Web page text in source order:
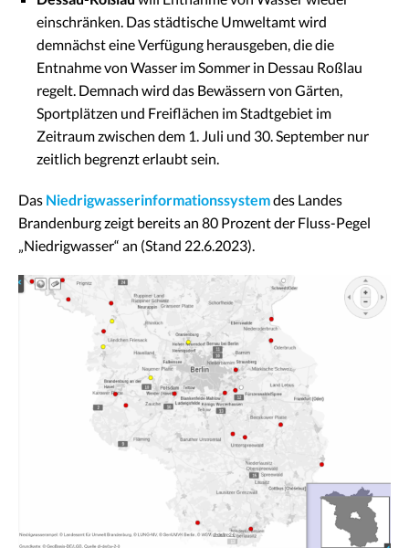
einschränken. Das städtische Umweltamt wird
demnächst eine Verfügung herausgeben, die die
Entnahme von Wasser im Sommer in Dessau Roßlau
regelt. Demnach wird das Bewässern von Gärten,
Sportplätzen und Freiflächen im Stadtgebiet im
Zeitraum zwischen dem 1. Juli und 30. September nur
zeitlich begrenzt erlaubt sein.
Das Niedrigwasserinformationssystemdes Landes
Brandenburg zeigt bereits an 80 Prozent der Fluss-Pegel
„Niedrigwasser“ an (Stand 22.6.2023).